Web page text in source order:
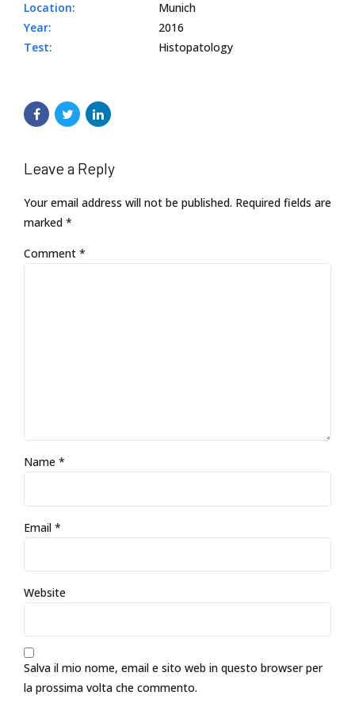
Location:
Munich
Year:
2016
Test:
Histopatology
Leave a Reply
Your email address will not be published. Required fields are
marked *
Comment *
Name *
Email *
Website
Salva il mio nome, email e sito web in questo browser per
la prossima volta che commento.